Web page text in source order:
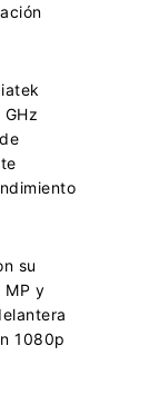
su
MP y
1080p